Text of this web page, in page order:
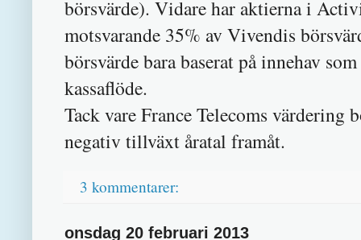
börsvärde). Vidare har aktierna i
motsvarande 35% av Vivendis
börsvärde bara baserat på innehav
kassaflöde.
Tack vare France Telecoms värdering
negativ tillväxt åratal framåt.
3 kommentarer:
onsdag 20 februari 2013